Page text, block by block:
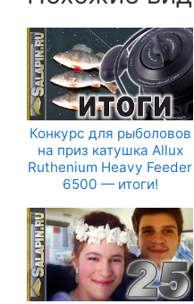
Конкурс для рыболовов
на приз катушка Allux
Ruthenium Heavy Feeder
6500 — итоги!